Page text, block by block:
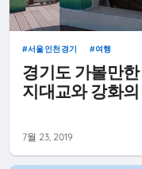
서울인천경기 여행
경기도 가볼만
지대교와 강화
7월 23, 2019